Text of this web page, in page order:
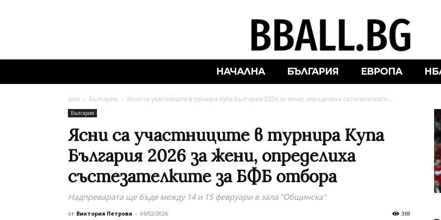
НАЧАЛНА БЪЛГАРИЯ ЕВРОПА
дом България Ясни са участниците в турнира Купа България 2026 за жени, определиха състезателките...
България
Ясни са участниците в турнира Купа
България 2026 за жени, определиха
състезателките за БФБ отбора
Надпреварата ще бъде между 14 и 15 февруари в зала "Общинска"
от Виктория Петрова - 06/02/2026 369